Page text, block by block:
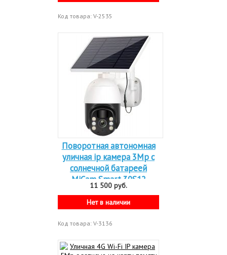
Код товара: V-2535
Поворотная автономная
уличная ip камера 3Mp с
солнечной батареей
MiCam Smart 30S12
11 500 руб.
Нет в наличии
Код товара: V-3136